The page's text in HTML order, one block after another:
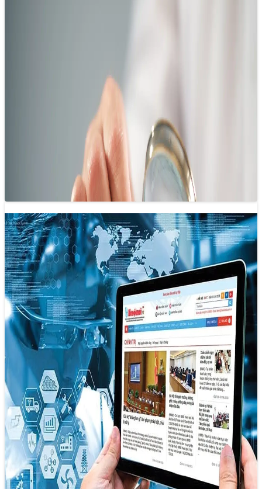
Báo chí khoa học: Từ chuyên biệt đến
Dù báo chí khoa học đóng vai trò quan trọng, ngành báo
chí vẫn chưa thực sự đầu tư mạnh vào lĩnh vực…
AI không phải là một mối đe dọa
22/05/2025 14:28
Thay vì nhìn AI như một mối đe dọa đối với việc làm hay
một yếu tố làm xa cách con người, chúng…